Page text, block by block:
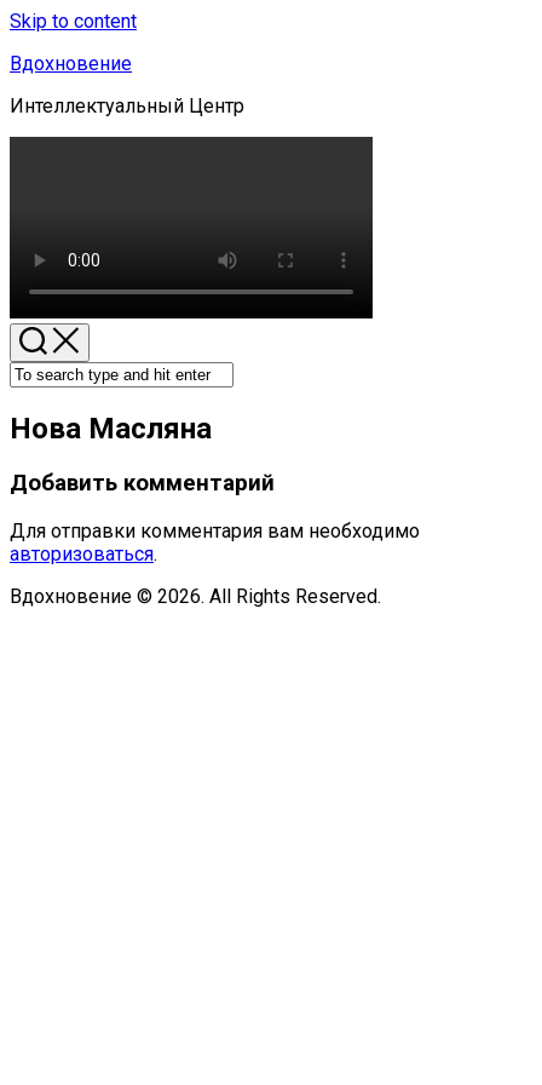
Skip to content
Вдохновение
Интеллектуальный Центр
Нова Масляна
Добавить комментарий
Для отправки комментария вам необходимо
авторизоваться.
Вдохновение © 2026. All Rights Reserved.